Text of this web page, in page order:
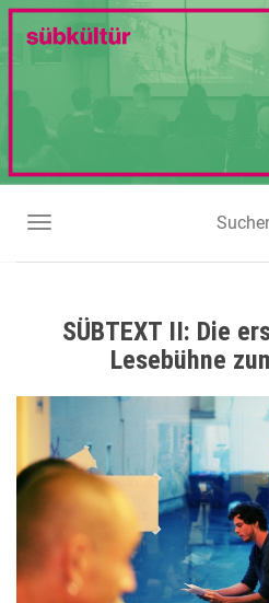
NAVIGATION UMSCHALTEN
SÜBTEXT II: Die
Lesebühne